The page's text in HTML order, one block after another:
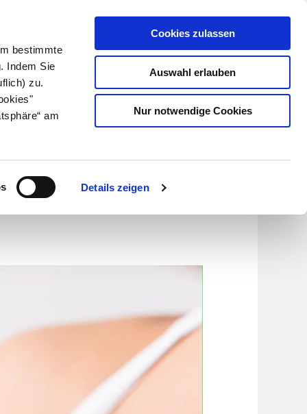
bestimmte
Indem Sie
zu.
am
Details zeigen
Cookies zulassen
Auswahl erlauben
Nur notwendige Cookies
Kundenlogin
Suche
leben Über uns
und